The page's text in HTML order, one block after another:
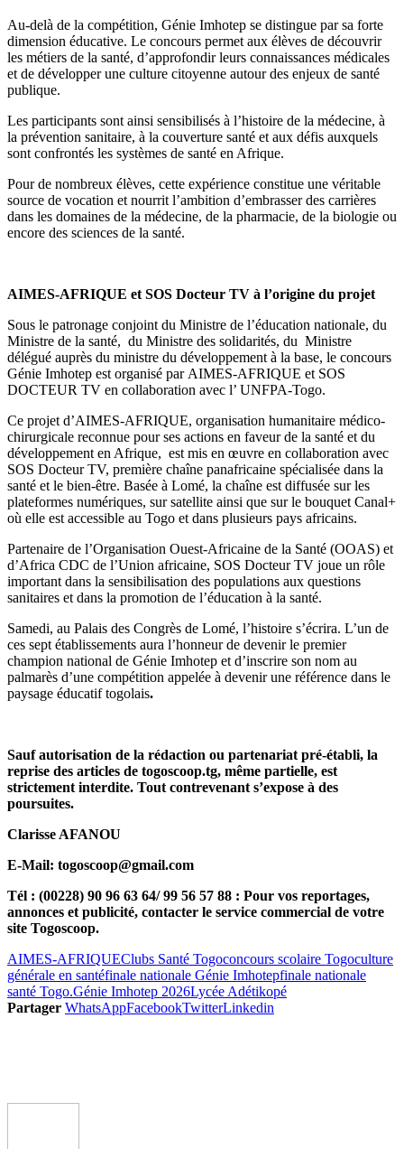
Au-delà de la compétition, Génie Imhotep se distingue par sa forte
dimension éducative. Le concours permet aux élèves de découvrir
les métiers de la santé, d’approfondir leurs connaissances médicales
et de développer une culture citoyenne autour des enjeux de santé
publique.
Les participants sont ainsi sensibilisés à l’histoire de la médecine, à
la prévention sanitaire, à la couverture santé et aux défis auxquels
sont confrontés les systèmes de santé en Afrique.
Pour de nombreux élèves, cette expérience constitue une véritable
source de vocation et nourrit l’ambition d’embrasser des carrières
dans les domaines de la médecine, de la pharmacie, de la biologie ou
encore des sciences de la santé.
AIMES-AFRIQUE et SOS Docteur TV à l’origine du projet
Sous le patronage conjoint du Ministre de l’éducation nationale, du
Ministre de la santé, du Ministre des solidarités, du Ministre
délégué auprès du ministre du développement à la base, le concours
Génie Imhotep est organisé par AIMES-AFRIQUE et SOS
DOCTEUR TV en collaboration avec l’ UNFPA-Togo.
Ce projet d’AIMES-AFRIQUE, organisation humanitaire médico-
chirurgicale reconnue pour ses actions en faveur de la santé et du
développement en Afrique, est mis en œuvre en collaboration avec
SOS Docteur TV, première chaîne panafricaine spécialisée dans la
santé et le bien-être. Basée à Lomé, la chaîne est diffusée sur les
plateformes numériques, sur satellite ainsi que sur le bouquet Canal+
où elle est accessible au Togo et dans plusieurs pays africains.
Partenaire de l’Organisation Ouest-Africaine de la Santé (OOAS) et
d’Africa CDC de l’Union africaine, SOS Docteur TV joue un rôle
important dans la sensibilisation des populations aux questions
sanitaires et dans la promotion de l’éducation à la santé.
Samedi, au Palais des Congrès de Lomé, l’histoire s’écrira. L’un de
ces sept établissements aura l’honneur de devenir le premier
champion national de Génie Imhotep et d’inscrire son nom au
palmarès d’une compétition appelée à devenir une référence dans le
paysage éducatif togolais.
Sauf autorisation de la rédaction ou partenariat pré-établi, la
reprise des articles de togoscoop.tg, même partielle, est
strictement interdite. Tout contrevenant s’expose à des
poursuites.
Clarisse AFANOU
E-Mail: togoscoop@gmail.com
Tél : (00228) 90 96 63 64/ 99 56 57 88 : Pour vos reportages,
annonces et publicité, contacter le service commercial de votre
site Togoscoop.
AIMES-AFRIQUEClubs Santé Togoconcours scolaire Togoculture
générale en santéfinale nationale Génie Imhotepfinale nationale
santé Togo.Génie Imhotep 2026Lycée Adétikopé
Partager WhatsAppFacebookTwitterLinkedin